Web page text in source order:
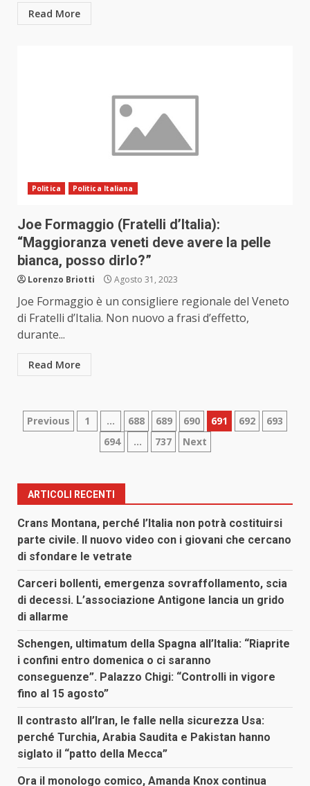
Read More
Politica Politica Italiana
Joe Formaggio (Fratelli d’Italia):
“Maggioranza veneti deve avere la pelle
bianca, posso dirlo?”
Lorenzo Briotti Agosto 31, 2023
Joe Formaggio è un consigliere regionale del Veneto
di Fratelli d’Italia. Non nuovo a frasi d’effetto,
durante...
Read More
Paginazione
articoli
Previous 1 … 688 689 690 691 692
693
694
… 737 Next
ARTICOLI RECENTI
Crans Montana, perché l’Italia non potrà costituirsi
parte civile. Il nuovo video con i giovani che cercano
di sfondare le vetrate
Carceri bollenti, emergenza sovraffollamento, scia
di decessi. L’associazione Antigone lancia un grido
di allarme
Schengen, ultimatum della Spagna all’Italia: “Riaprite
i confini entro domenica o ci saranno
conseguenze”. Palazzo Chigi: “Controlli in vigore
fino al 15 agosto”
Il contrasto all’Iran, le falle nella sicurezza Usa:
perché Turchia, Arabia Saudita e Pakistan hanno
siglato il “patto della Mecca”
Ora il monologo comico, Amanda Knox continua